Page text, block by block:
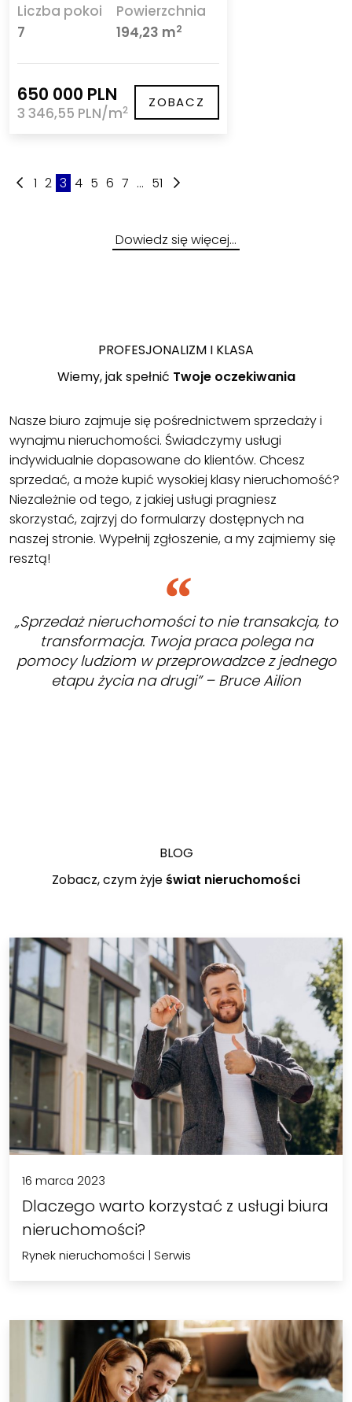
Liczba pokoi
7
Powierzchnia
194,23 m2
650 000 PLN
3 346,55 PLN/m2 ZOBACZ
1 2 3 4 5 6 7 ... 51
Dowiedz się więcej…
PROFESJONALIZM I KLASA
Wiemy, jak spełnić Twoje oczekiwania
Nasze biuro zajmuje się pośrednictwem sprzedaży i
wynajmu nieruchomości. Świadczymy usługi
indywidualnie dopasowane do klientów. Chcesz
sprzedać, a może kupić wysokiej klasy nieruchomość?
Niezależnie od tego, z jakiej usługi pragniesz
skorzystać, zajrzyj do formularzy dostępnych na
naszej stronie. Wypełnij zgłoszenie, a my zajmiemy się
resztą!
„Sprzedaż nieruchomości to nie transakcja, to
transformacja. Twoja praca polega na
pomocy ludziom w przeprowadzce z jednego
etapu życia na drugi” – Bruce Ailion
BLOG
Zobacz, czym żyjeświat nieruchomości
16 marca 2023
Dlaczego warto korzystać z usługi biura
nieruchomości?
Rynek nieruchomości | Serwis